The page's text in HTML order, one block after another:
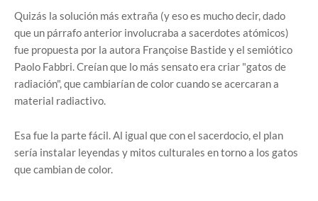
Quizás la solución más extraña (y eso es mucho decir, dado
que un párrafo anterior involucraba a sacerdotes atómicos)
fue propuesta por la autora Françoise Bastide y el semiótico
Paolo Fabbri. Creían que lo más sensato era criar "gatos de
radiación", que cambiarían de color cuando se acercaran a
material radiactivo.
Esa fue la parte fácil. Al igual que con el sacerdocio, el plan
sería instalar leyendas y mitos culturales en torno a los gatos
que cambian de color.